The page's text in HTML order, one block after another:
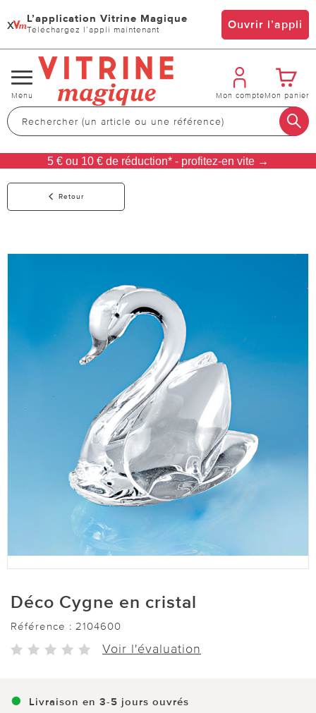
x L’application Vitrine Magique
Téléchargez l’appli maintenant Ouvrir l’appli
Changer
de
navigation
Menu Mon compteMon panier
5 € ou 10 € de réduction* - profitez-en vite →
Retour
Déco Cygne en cristal
Référence : 2104600
Voir l'évaluation
Livraison en 3-5 jours ouvrés